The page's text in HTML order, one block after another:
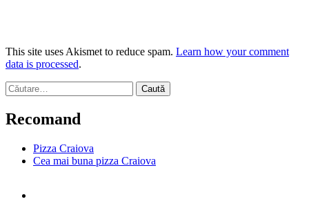
This site uses Akismet to reduce spam. Learn how your comment
data is processed.
Caută
după:
Recomand
Pizza Craiova
Cea mai buna pizza Craiova